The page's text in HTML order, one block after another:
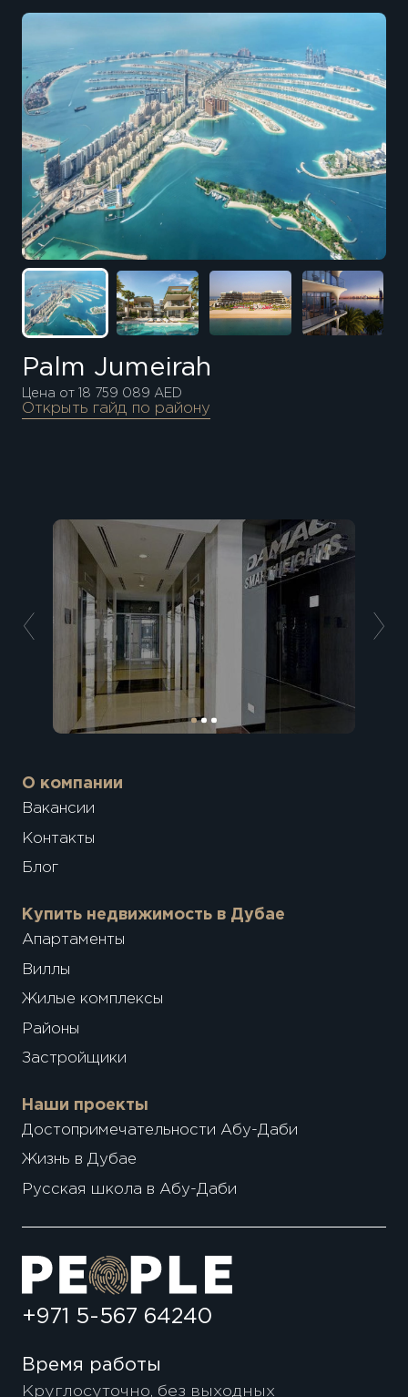
Palm Jumeirah
Цена от 18 759 089 AED
Открыть гайд по району
О компании
Вакансии
Контакты
Блог
Купить недвижимость в Дубае
Апартаменты
Виллы
Жилые комплексы
Районы
Застройщики
Наши проекты
Достопримечательности Абу-Даби
Жизнь в Дубае
Русская школа в Абу-Даби
+971 5-567 64240
Время работы
Круглосуточно, без выходных